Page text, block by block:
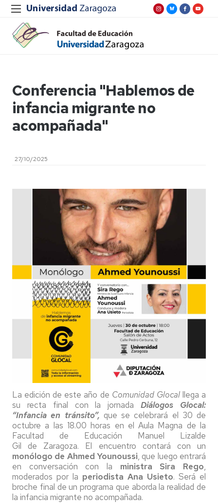
Conferencia "Hablemos de
infancia migrante no
acompañada"
27/10/2025
La edición de este año de Comunidad Glocalllega a
su recta final con la jornadaDiálogos Glocal:
“Infancia en tránsito”, que se celebrará el 30 de
octubre a las 18.00 horas en el Aula Magna de la
Facultad de Educación Manuel Lizalde
Gil de Zaragoza. El encuentro contará con un
monólogo de Ahmed Younoussi, que luego entrará
en conversación con la ministra Sira Rego,
moderados por la periodista Ana Usieto. Será el
broche final de un programa que aborda la realidad de
la infancia migrante no acompañada.